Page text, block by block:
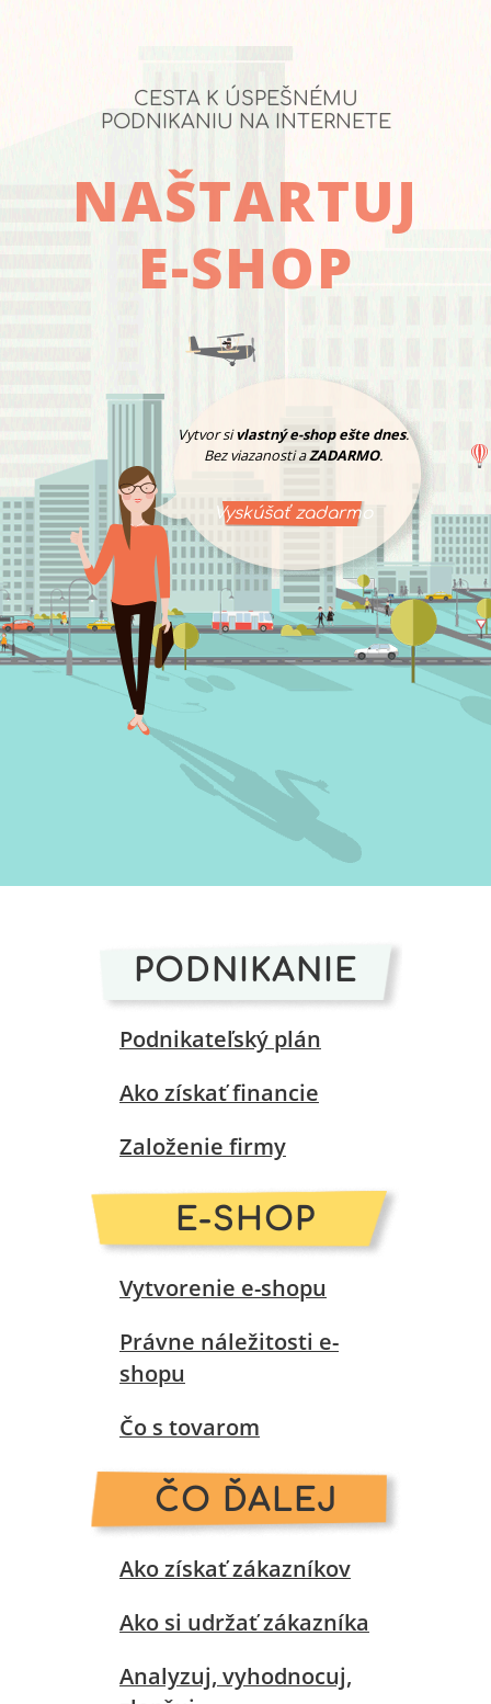
CESTA K ÚSPEŠNÉMU
PODNIKANIU NA INTERNETE
NAŠTARTUJ
E-SHOP
Vytvor sivlastný e-shop ešte dnes.
Bez viazanosti aZADARMO.
Vyskúšať zadarmo
PODNIKANIE
Podnikateľský plán
Ako získať financie
Založenie firmy
E-SHOP
Vytvorenie e-shopu
Právne náležitosti e-
shopu
Čo s tovarom
ČO ĎALEJ
Ako získať zákazníkov
Ako si udržať zákazníka
Analyzuj, vyhodnocuj,